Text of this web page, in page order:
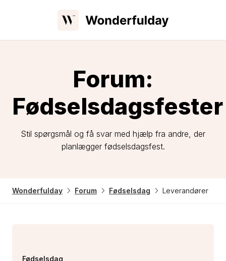
Forum:
Fødselsdagsfester
Stil spørgsmål og få svar med hjælp fra andre, der
planlægger fødselsdagsfest.
Wonderfulday Forum Fødselsdag Leverandører
Fødselsdag